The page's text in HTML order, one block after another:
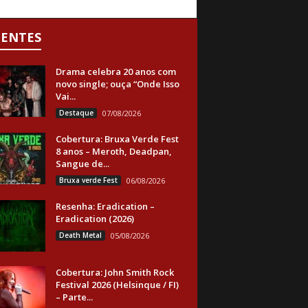
Drama celebra 20 anos com
novo single; ouça “Onde Isso
Vai...
Destaque 07/08/2026
Cobertura: Bruxa Verde Fest
8 anos – Meroth, Deadpan,
Sangue de...
Bruxa verde Fest 06/08/2026
Resenha: Eradication –
Eradication (2026)
Death Metal 05/08/2026
Cobertura: John Smith Rock
Festival 2026 (Helsinque / FI)
– Parte...